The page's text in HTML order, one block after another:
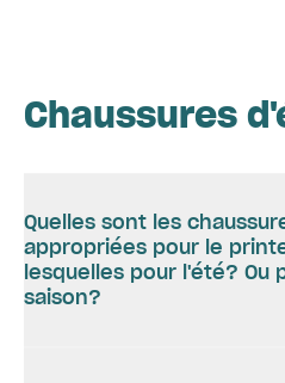
Chaussures
Quelles sont les
appropriées pour le
lesquelles pour l'été? Ou
saison?